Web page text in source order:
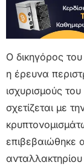
Ο δικηγόρος
η έρευνα
ισχυρισμούς
σχετίζεται με
επιβεβαιώθηκε